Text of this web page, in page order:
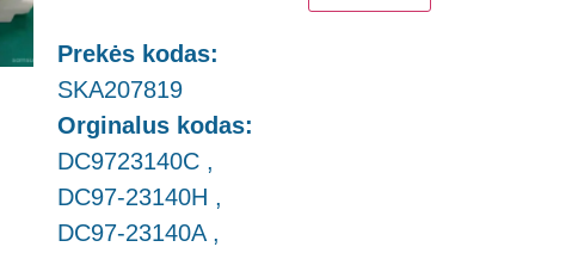
Prekės kodas:
SKA207819
Orginalus kodas:
DC9723140C ,
DC97-23140H ,
DC97-23140A ,